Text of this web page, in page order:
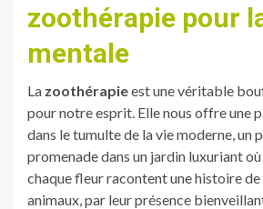
zoothérapie pour
mentale
La zoothérapieest une véritable
pour notre esprit. Elle nous offre une
dans le tumulte de la vie moderne, un
promenade dans un jardin luxuriant
chaque fleur racontent une histoire de
animaux, par leur présence